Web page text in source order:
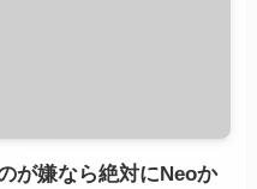
が嫌なら絶対にNeoか